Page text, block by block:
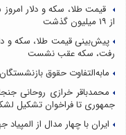
از ۱۹ میلیون گذشت
رفت، سکه عقب نشست
مابه‌التفاوت حقوق
محمدباقر خرازی روحانی
جمهوری تا فراخوان تشکیل لشکر ۲۵۰ هزار نفری و احضار به
ایران با چهار مدال از